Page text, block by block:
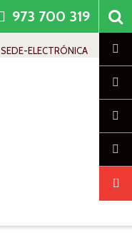
SEDE-ELECTRÓNICA
973 700 319